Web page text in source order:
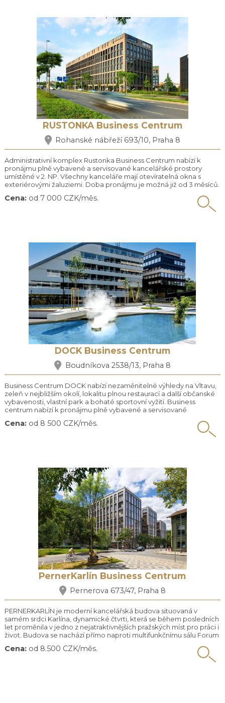
RUSTONKA Business Centrum
Rohanské nábřeží 693/10, Praha 8
Administrativní komplex Rustonka Business Centrum nabízí k
pronájmu plně vybavené a servisované kancelářské prostory
umístěné v 2. NP. Všechny kanceláře mají otevíratelná okna s
exteriérovými žaluziemi. Doba pronájmu je možná již od 3 měsíců.
na míru klienta. Ve vstupní části se nachází vlastní recepce s
Cena: od 7 000 CZK/měs.
DOCK Business Centrum
Boudníkova 2538/13, Praha 8
Business Centrum DOCK nabízí nezaměnitelné výhledy na Vltavu,
zeleň v nejbližším okolí, lokalitu plnou restaurací a další občanské
vybavenosti, vlastní park a bohaté sportovní vyžití. Business
centrum nabízí k pronájmu plně vybavené a servisované
místnostech pro 2 až 30 osob. Celková plocha centra 3191 m2 .
Cena: od 8 500 CZK/měs.
PernerKarlín Business Centrum
Pernerova 673/47, Praha 8
PERNERKARLÍN je moderní kancelářská budova situovaná v
samém srdci Karlína, dynamické čtvrti, která se během posledních
let proměnila v jedno z nejatraktivnějších pražských míst pro práci i
život. Budova se nachází přímo naproti multifunkčnímu sálu Forum
bezprostředním okolí najdete pestrou nabídku restaurací, bister,
Cena: od 8.500 CZK/měs.